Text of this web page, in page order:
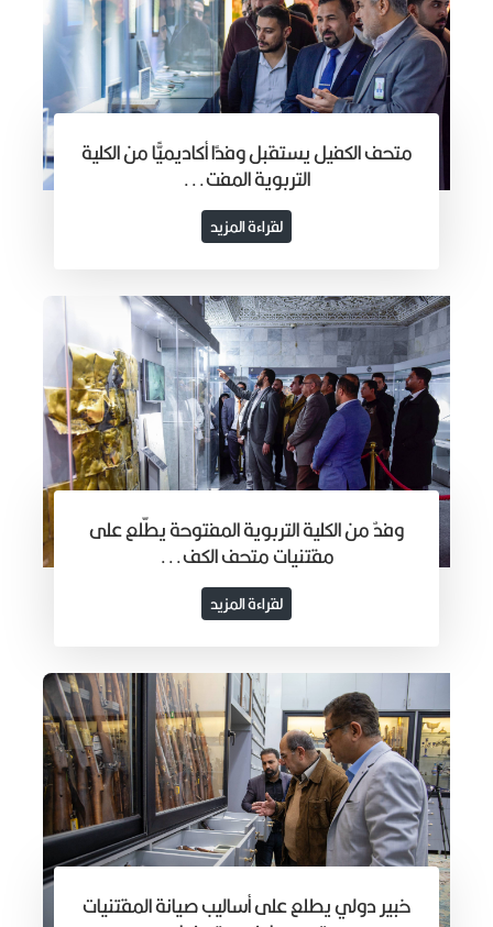
متحف الكفيل يستقبل وفدًا أكاديميًّا من الكلية
التربوية المفت...
لقراءة المزيد
وفدٌ من الكلية التربوية المفتوحة يطّلع على
مقتنيات متحف الكف...
لقراءة المزيد
خبير دولي يطلع على أساليب صيانة المقتنيات